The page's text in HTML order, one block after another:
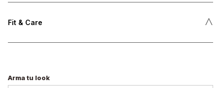
Fit & Care ˄
Arma tu look